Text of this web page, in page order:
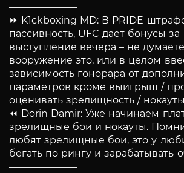
———————
⏩ K1ckboxing MD: В PRIDE
пассивность, UFC дает бонусы
выступление вечера – не
вооружение это, или в целом
зависимость гонорара от
параметров кроме выигрыш /
оценивать зрелищность /
⏪ Dorin Damir: Уже начинаем
зрелищные бои и нокауты.
любят зрелищные бои, это у
бегать по рингу и зарабатывать
———————